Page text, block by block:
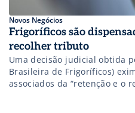
Novos Negócios
Frigoríficos são
recolher tributo
Uma decisão judicial obtida
Brasileira de Frigoríficos)
associados da “retenção e o